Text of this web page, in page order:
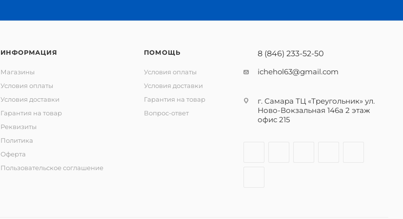
ИНФОРМАЦИЯ
Магазины
Условия оплаты
Условия доставки
Гарантия на товар
Реквизиты
Политика
Оферта
Пользовательское соглашение
ПОМОЩЬ
Условия оплаты
Условия доставки
Гарантия на товар
Вопрос-ответ
8 (846) 233-52-50
ichehol63@gmail.com
г. Самара ТЦ «Треугольник» ул.
Ново-Вокзальная 146а 2 этаж
офис 215